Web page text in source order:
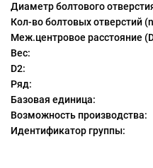
Диаметр болтового
Кол-во болтовых отверстий
Меж.центровое расстояние
Вес:
D2:
Ряд:
Базовая единица:
Возможность производства:
Идентификатор группы: